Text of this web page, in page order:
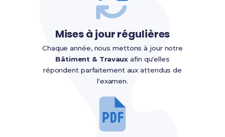
Mises à jour régulières
Chaque année, nous mettons à jour notre
Bâtiment & Travaux afin qu'elles
répondent parfaitement aux attendus de
l'examen.